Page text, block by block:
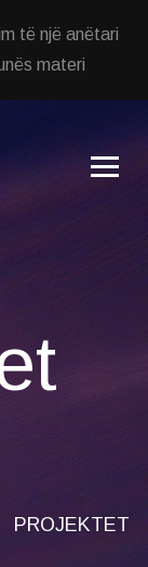
të një anëtari
materi
PROJEKTET